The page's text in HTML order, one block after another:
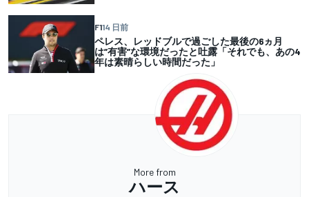
F114 日前
ペレス、レッドブルで過ごした最後の6ヵ月
は”有害”な環境だったと吐露「それでも、あの4
年は素晴らしい時間だった」
More from
ハース